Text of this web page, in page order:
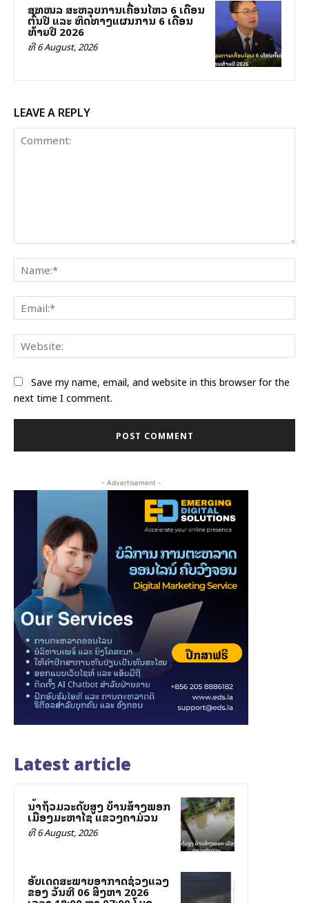
ສທໜລ ສະຫລຸບການເຄື່ອນໄຫວ 6 ເດືອນ
ຕົ້ນປີ ແລະ ທິດທາງແຜນການ 6 ເດືອນ
ທ້າຍປີ 2026
ທີ 6 August, 2026
LEAVE A REPLY
Save my name, email, and website in this browser for the
next time I comment.
- Advertisement -
Latest article
ນ້ຳຖ້ວມລະດັບສູງ ບ້ານສ້າງພອກ
ເມືອງມະຫາໄຊ ແຂວງຄຳມ່ວນ
ທີ 6 August, 2026
ອັບເດດສະພາບອາກາດຊ່ວງແລງ
ຂອງ ວັນທີ 06 ສິງຫາ 2026